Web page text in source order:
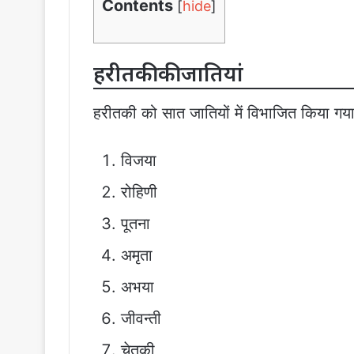
Contents [hide]
हरीतकी की जातियां
हरीतकी को सात जातियों में विभाजित किया
विजया
रोहिणी
पूतना
अमृता
अभया
जीवन्ती
चेतकी